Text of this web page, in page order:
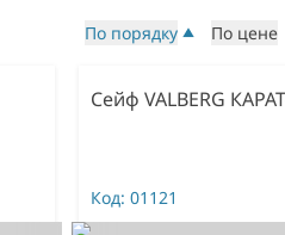
По порядку По цене
Сейф VALBERG
Код: 01121